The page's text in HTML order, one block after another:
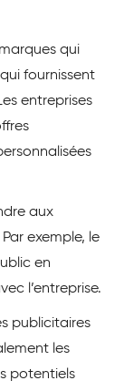
qui
fournissent
entreprises
aux
exemple, le
en
l’entreprise.
publicitaires
les
potentiels